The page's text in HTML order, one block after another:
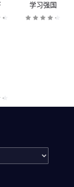
学习强国